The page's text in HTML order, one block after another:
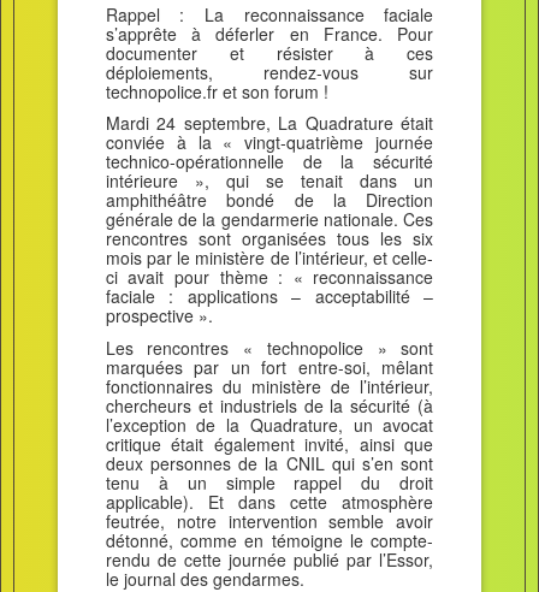
Rappel : La reconnaissance faciale
s’apprête à déferler en France. Pour
documenter et résister à ces
déploiements, rendez-vous sur
technopolice.fr et son forum !
Mardi 24 septembre, La Quadrature était
conviée à la « vingt-quatrième journée
technico-opérationnelle de la sécurité
intérieure », qui se tenait dans un
amphithéâtre bondé de la Direction
générale de la gendarmerie nationale. Ces
rencontres sont organisées tous les six
mois par le ministère de l’intérieur, et celle-
ci avait pour thème : « reconnaissance
faciale : applications – acceptabilité –
prospective ».
Les rencontres « technopolice » sont
marquées par un fort entre-soi, mêlant
fonctionnaires du ministère de l’intérieur,
chercheurs et industriels de la sécurité (à
l’exception de la Quadrature, un avocat
critique était également invité, ainsi que
deux personnes de la CNIL qui s’en sont
tenu à un simple rappel du droit
applicable). Et dans cette atmosphère
feutrée, notre intervention semble avoir
détonné, comme en témoigne le compte-
rendu de cette journée publié par l’Essor,
le journal des gendarmes.